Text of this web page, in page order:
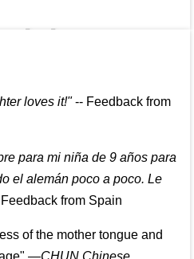
loves it!"-- Feedback from
para mi niña de 9 años para
el alemán poco a poco. Le
Feedback from Spain
of the mother tongue and
"—CHUN Chinese